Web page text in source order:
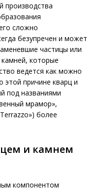
производства
сложно
безупречен и может
частицы или
которые
ведется как можно
причине кварц и
под названиями
мрамор»,
более
и камнем
компонентом